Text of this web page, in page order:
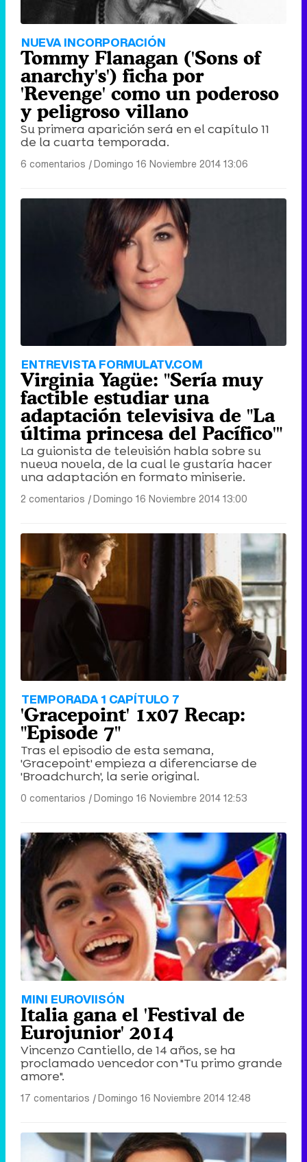
NUEVA INCORPORACIÓN
Tommy Flanagan ('Sons of
anarchy's') ficha por
'Revenge' como un poderoso
y peligroso villano
Su primera aparición será en el capítulo 11
de la cuarta temporada.
6 comentarios |Domingo 16 Noviembre 2014 13:06
ENTREVISTA FORMULATV.COM
Virginia Yagüe: "Sería muy
factible estudiar una
adaptación televisiva de "La
última princesa del Pacífico'"
La guionista de televisión habla sobre su
nueva novela, de la cual le gustaría hacer
una adaptación en formato miniserie.
2 comentarios |Domingo 16 Noviembre 2014 13:00
TEMPORADA 1 CAPÍTULO 7
'Gracepoint' 1x07 Recap:
"Episode 7"
Tras el episodio de esta semana,
'Gracepoint' empieza a diferenciarse de
'Broadchurch', la serie original.
0 comentarios |Domingo 16 Noviembre 2014 12:53
MINI EUROVIISÓN
Italia gana el 'Festival de
Eurojunior' 2014
Vincenzo Cantiello, de 14 años, se ha
proclamado vencedor con "Tu primo grande
amore".
17 comentarios |Domingo 16 Noviembre 2014 12:48